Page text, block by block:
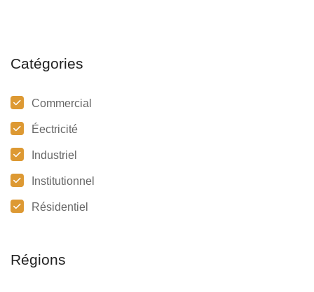
Catégories
Commercial
Éectricité
Industriel
Institutionnel
Résidentiel
Régions